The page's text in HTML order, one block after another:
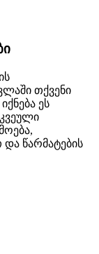
თქვენი
ეს
და წარმატების